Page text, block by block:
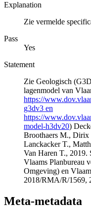
Explanation
Zie vermelde
Pass
Yes
Statement
Zie Geologisch
lagenmodel van
https://
g3dv3 en
https://
model-h3dv20)
Broothaers M.,
Lanckacker T.,
Van Haren T., 2019.
Vlaams Planbureau
Omgeving) en
2018/RMA/R/1569,
Meta-metadata